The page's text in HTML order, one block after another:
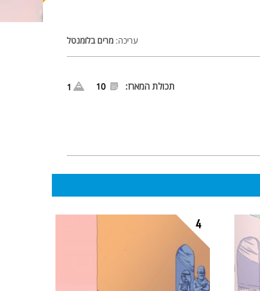
עריכה: מרים בלומנטל
תכולת המארז: 10
1
4